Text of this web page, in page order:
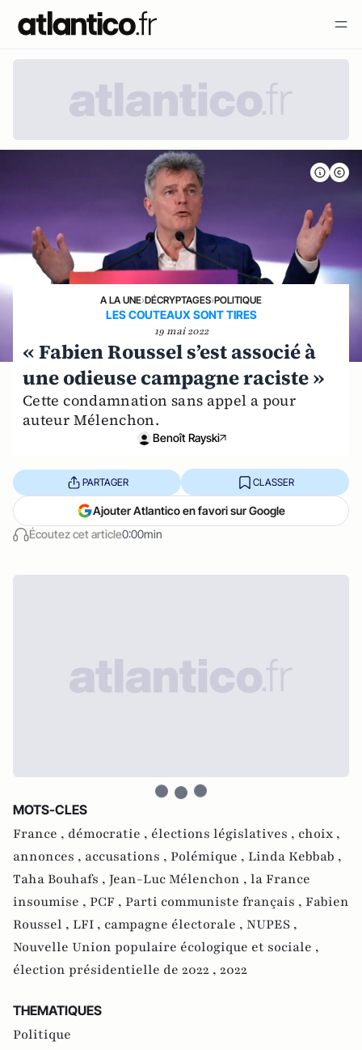
A LA UNE›DÉCRYPTAGES›POLITIQUE
LES COUTEAUX SONT TIRES
19 mai 2022
« Fabien Roussel s’est associé à
une odieuse campagne raciste »
Cette condamnation sans appel a pour
auteur Mélenchon.
Benoît Rayski
Écoutez cet article0:00min
PARTAGER CLASSER
Ajouter Atlantico en favori sur Google
MOTS-CLES
France , démocratie , élections législatives , choix ,
annonces , accusations , Polémique , Linda Kebbab ,
Taha Bouhafs , Jean-Luc Mélenchon , la France
insoumise , PCF , Parti communiste français , Fabien
Roussel , LFI , campagne électorale , NUPES ,
Nouvelle Union populaire écologique et sociale ,
élection présidentielle de 2022 , 2022
THEMATIQUES
Politique